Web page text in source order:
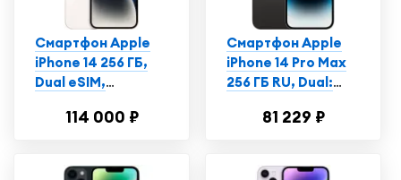
Смартфон Apple
iPhone 14 256 ГБ,
Dual еSIM,
114 000 ₽
Смартфон Apple
iPhone 14 Pro Max
256 ГБ RU, Dual:
космический
81 229 ₽